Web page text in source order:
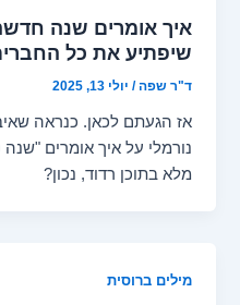
איך אומרים שנה
שיפתיע את כל
ד"ר שפה/ יולי 13, 2025
אז הגעתם לכאן. כנראה
נורמלי על איך אומרים
מלא בתוכן רדוד, נכון?
מילים ברוסית